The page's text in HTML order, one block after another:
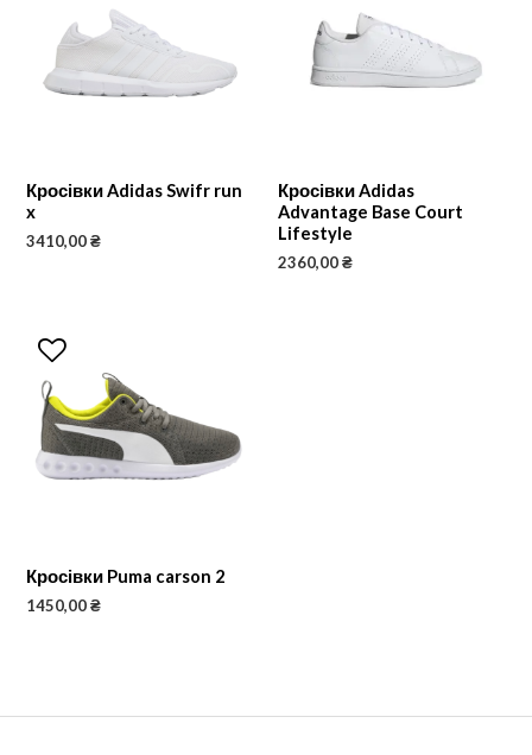
Кросівки Adidas Swifr run
x
3410,00₴
Кросівки Adidas
Advantage Base Court
Lifestyle
2360,00₴
Кросівки Puma carson 2
1450,00₴